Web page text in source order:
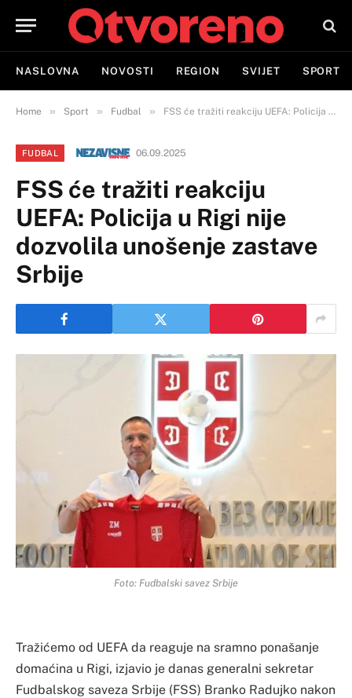
NASLOVNA NOVOSTI REGION SVIJET SPORT
Home » Sport » Fudbal » FSS će tražiti reakciju UEFA: Policija u Rigi nije dozvolila unošenje zastave Srbije
FUDBAL 06.09.2025
FSS će tražiti reakciju
UEFA: Policija u Rigi nije
dozvolila unošenje zastave
Srbije
Foto: Fudbalski savez Srbije
Tražićemo od UEFA da reaguje na sramno ponašanje
domaćina u Rigi, izjavio je danas generalni sekretar
Fudbalskog saveza Srbije (FSS) Branko Radujko nakon